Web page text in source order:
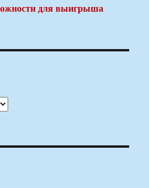
для выигрыша